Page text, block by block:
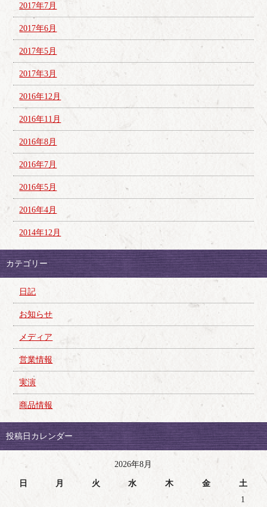
2017年7月
2017年6月
2017年5月
2017年3月
2016年12月
2016年11月
2016年8月
2016年7月
2016年5月
2016年4月
2014年12月
カテゴリー
日記
お知らせ
メディア
営業情報
実演
商品情報
投稿日カレンダー
2026年8月
日 月 火 水 木 金
土
1